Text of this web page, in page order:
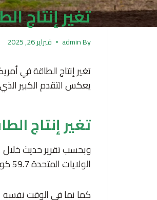
تغير إنتاج
By
admin فبراير 26, 2025
تغير إنتاج الطاقة في
يعكس التقدم الكبير الذي
تغير إنتاج
وبحسب تقرير حديث خلال
الولايات المتحدة 59.7 كوادرليون وحدة حرارية بريطانية (الكوادرليون = مليون مليار).